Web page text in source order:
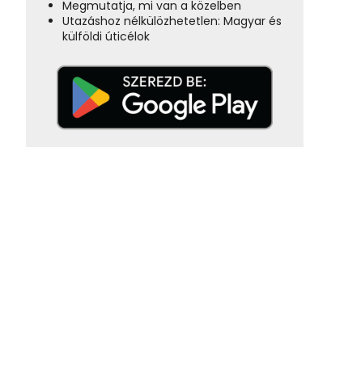
Megmutatja, mi van a közelben
Utazáshoz nélkülözhetetlen: Magyar és
külföldi úticélok